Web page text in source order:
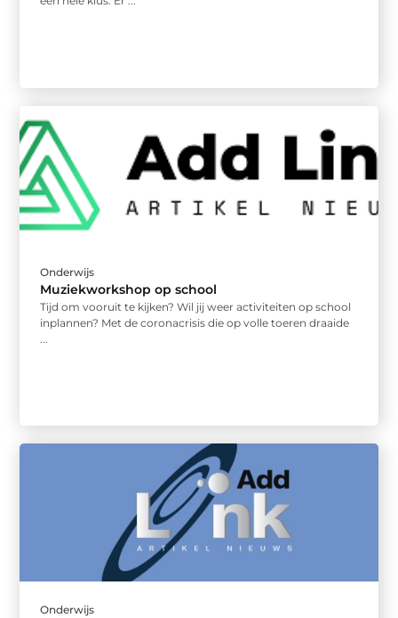
Onderwijs
Muziekworkshop op school
Tijd om vooruit te kijken? Wil jij weer activiteiten op school
inplannen? Met de coronacrisis die op volle toeren draaide
Onderwijs